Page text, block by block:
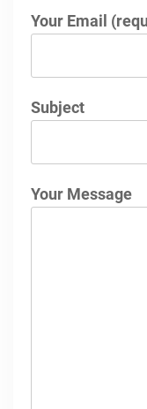
Your Email
Subject
Your Message